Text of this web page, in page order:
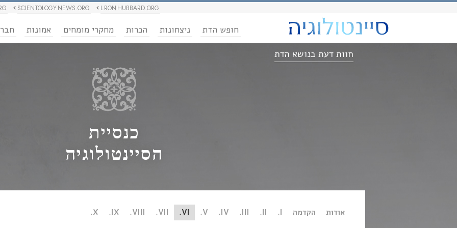
L RON HUBBARD.ORG
SCIENTOLOGY NEWS.ORG
חופש הדת ניצחונות הכרות מחקרי מומחים אמונות
חוות דעת בנושא הדת
כנסיית
הסיינטולוגיה
אודות הקדמה I.
II.
III.
IV.
V.
VI.
VII.
VIII.
IX.
X.